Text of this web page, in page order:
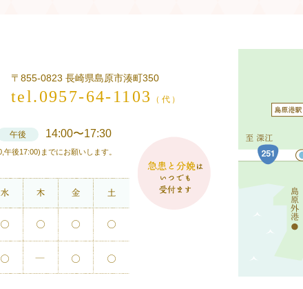
〒855-0823 長崎県島原市湊町350
tel.0957-64-1103 （代）
午後 14:00〜17:30
後17:00)までにお願いします。